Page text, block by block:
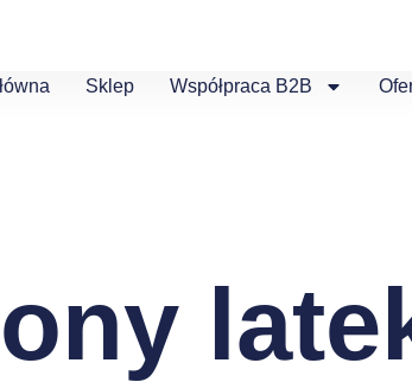
Sklep Współpraca B2B